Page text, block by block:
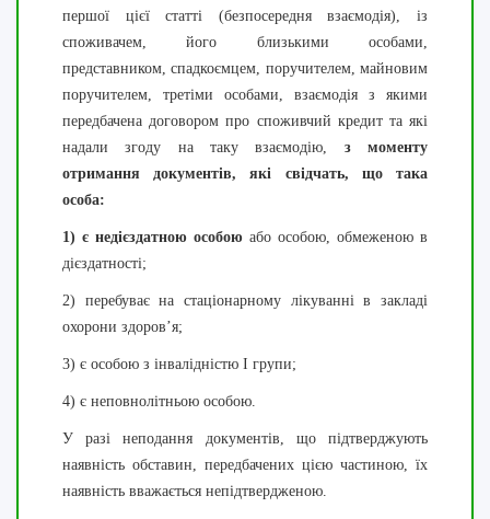
першої цієї статті (безпосередня взаємодія), із
споживачем, його близькими особами,
представником, спадкоємцем, поручителем, майновим
поручителем, третіми особами, взаємодія з якими
передбачена договором про споживчий кредит та які
надали згоду на таку взаємодію, з моменту
отримання документів, які свідчать, що така
особа:
1) є недієздатною особою або особою, обмеженою в
дієздатності;
2) перебуває на стаціонарному лікуванні в закладі
охорони здоров’я;
3) є особою з інвалідністю I групи;
4) є неповнолітньою особою.
У разі неподання документів, що підтверджують
наявність обставин, передбачених цією частиною, їх
наявність вважається непідтвердженою.